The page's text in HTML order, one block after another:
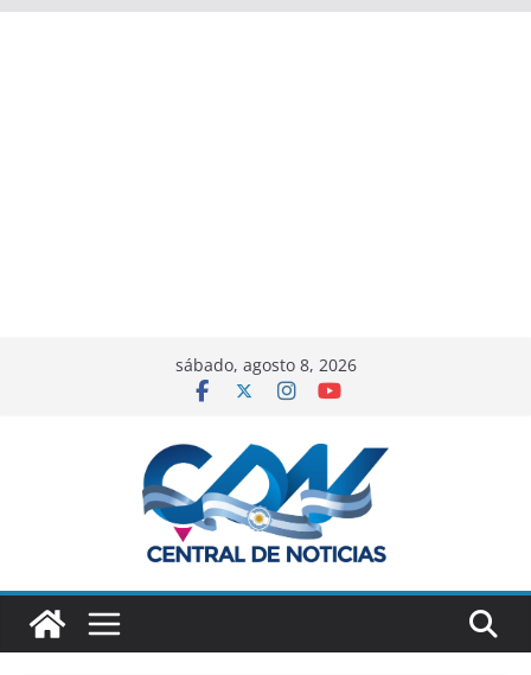
sábado, agosto 8, 2026